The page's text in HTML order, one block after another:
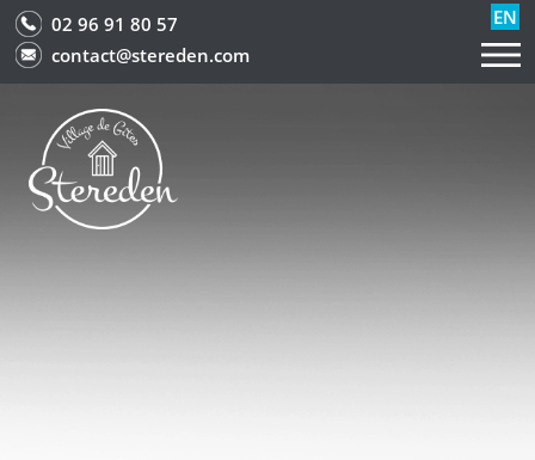
02 96 91 80 57
contact@stereden.com
EN